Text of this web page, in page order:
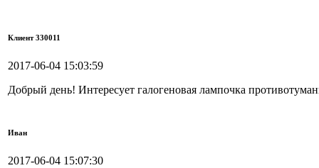
Клиент 330011
2017-06-04 15:03:59
Добрый день! Интересует галогеновая лампочка
Иван
2017-06-04 15:07:30